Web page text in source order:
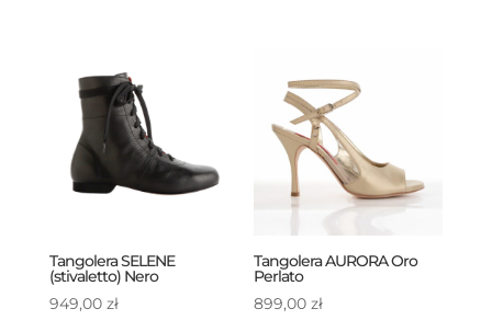
Tangolera SELENE
(stivaletto) Nero
949,00 zł
Tangolera AURORA Oro
Perlato
899,00zł